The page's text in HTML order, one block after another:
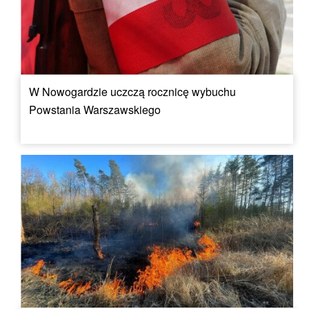
W Nowogardzie uczczą rocznicę wybuchu
Powstania Warszawskiego